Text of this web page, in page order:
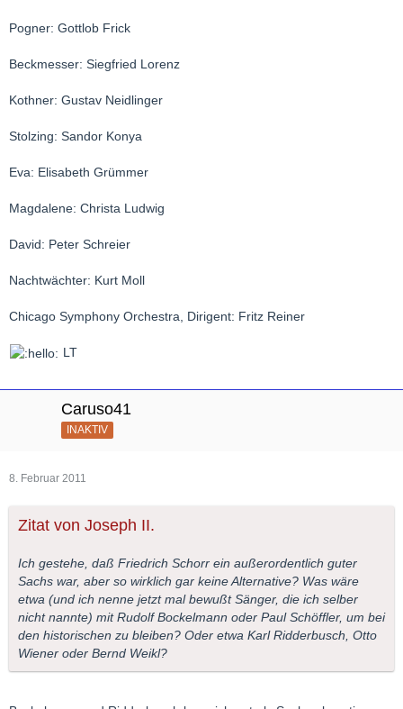
Pogner: Gottlob Frick
Beckmesser: Siegfried Lorenz
Kothner: Gustav Neidlinger
Stolzing: Sandor Konya
Eva: Elisabeth Grümmer
Magdalene: Christa Ludwig
David: Peter Schreier
Nachtwächter: Kurt Moll
Chicago Symphony Orchestra, Dirigent: Fritz Reiner
LT
Caruso41
INAKTIV
8. Februar 2011
Zitat von Joseph II.
Ich gestehe, daß Friedrich Schorr ein außerordentlich guter
Sachs war, aber so wirklich gar keine Alternative? Was wäre
etwa (und ich nenne jetzt mal bewußt Sänger, die ich selber
nicht nannte) mit Rudolf Bockelmann oder Paul Schöffler, um bei
den historischen zu bleiben? Oder etwa Karl Ridderbusch, Otto
Wiener oder Bernd Weikl?